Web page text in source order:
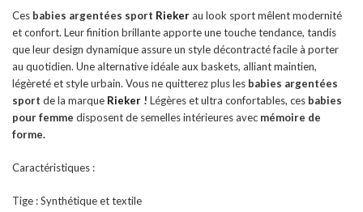
Ces babies argentées sport Riekerau look sport mêlent modernité
et confort. Leur finition brillante apporte une touche tendance, tandis
que leur design dynamique assure un style décontracté facile à porter
au quotidien. Une alternative idéale aux baskets, alliant maintien,
légèreté et style urbain. Vous ne quitterez plus les babies argentées
sport de la marque Rieker ! Légères et ultra confortables, ces babies
pour femme disposent de semelles intérieures avec mémoire de
forme.
Caractéristiques :
Tige : Synthétique et textile